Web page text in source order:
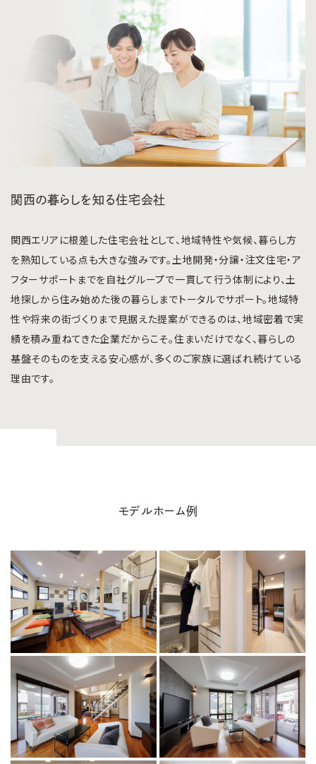
関西の暮らしを知る住宅会社
関西エリアに根差した住宅会社として、地域特性や気候、暮らし方
を熟知している点も大きな強みです。土地開発・分譲・注文住宅・ア
フターサポートまでを自社グループで一貫して行う体制により、土
地探しから住み始めた後の暮らしまでトータルでサポート。地域特
性や将来の街づくりまで見据えた提案ができるのは、地域密着で実
績を積み重ねてきた企業だからこそ。住まいだけでなく、暮らしの
基盤そのものを支える安心感が、多くのご家族に選ばれ続けている
理由です。
モデルホーム例